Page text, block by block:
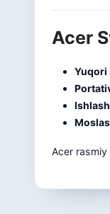
Acer
Yuqori
Acer